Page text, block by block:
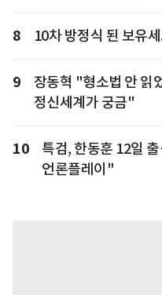
8 10차 방정식 된 보유
9
장동혁 "형소법 안 읽
정신세계가 궁금"
10
특검, 한동훈 12일
언론플레이"